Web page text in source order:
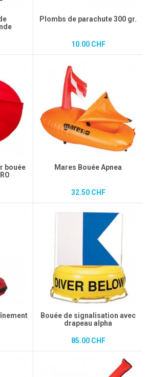
Plombs de parachute 300 gr.
10.00 CHF
bouée
Mares Bouée Apnea
32.50 CHF
Bouée de signalisation avec
drapeau alpha
85.00 CHF